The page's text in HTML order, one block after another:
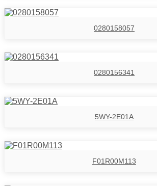
0280158057
0280156341
5WY-2E01A
F01R00M113